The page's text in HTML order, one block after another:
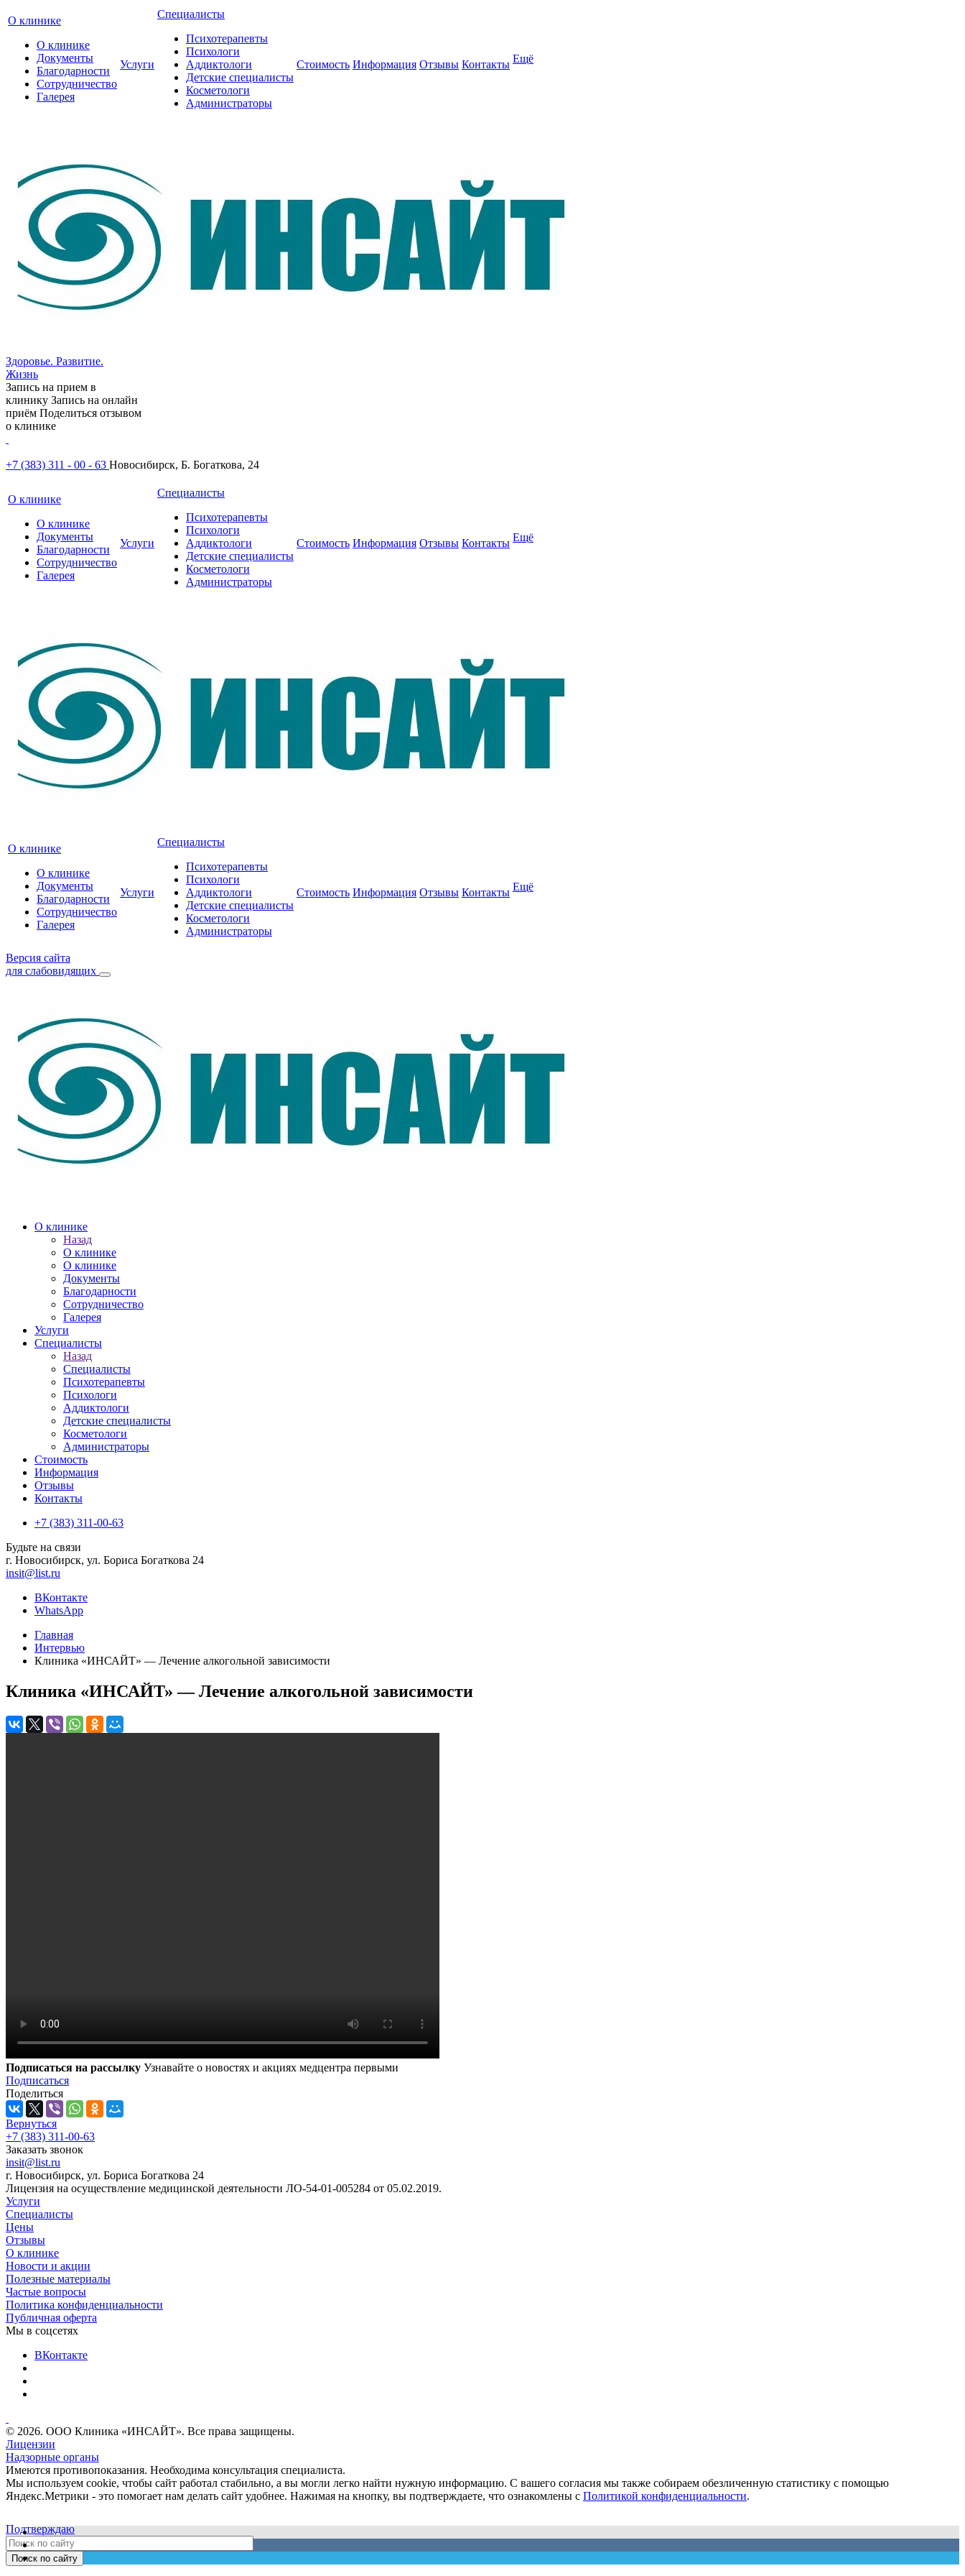
О клинике
О клинике
Документы
Благодарности
Сотрудничество
Галерея
Услуги
Специалисты
Психотерапевты
Психологи
Аддиктологи
Детские специалисты
Косметологи
Администраторы
Стоимость Информация Отзывы Контакты Ещё
Здоровье. Развитие.
Жизнь
Запись на прием в
клинику Запись на онлайн
приём Поделиться отзывом
о клинике
+7 (383) 311 - 00 - 63 Новосибирск, Б. Богаткова, 24
О клинике
О клинике
Документы
Благодарности
Сотрудничество
Галерея
Услуги
Специалисты
Психотерапевты
Психологи
Аддиктологи
Детские специалисты
Косметологи
Администраторы
Стоимость Информация Отзывы Контакты Ещё
О клинике
О клинике
Документы
Благодарности
Сотрудничество
Галерея
Услуги
Специалисты
Психотерапевты
Психологи
Аддиктологи
Детские специалисты
Косметологи
Администраторы
Стоимость Информация Отзывы Контакты Ещё
Версия сайта
для слабовидящих
О клинике
Назад
О клинике
О клинике
Документы
Благодарности
Сотрудничество
Галерея
Услуги
Специалисты
Назад
Специалисты
Психотерапевты
Психологи
Аддиктологи
Детские специалисты
Косметологи
Администраторы
Стоимость
Информация
Отзывы
Контакты
+7 (383) 311-00-63
Будьте на связи
г. Новосибирск, ул. Бориса Богаткова 24
insit@list.ru
ВКонтакте
WhatsApp
Главная
Интервью
Клиника «ИНСАЙТ» — Лечение алкогольной зависимости
Клиника «ИНСАЙТ» — Лечение алкогольной зависимости
Подписаться на рассылку Узнавайте о новостях и акциях медцентра первыми
Подписаться
Поделиться
Вернуться
+7 (383) 311-00-63
Заказать звонок
insit@list.ru
г. Новосибирск, ул. Бориса Богаткова 24
Лицензия на осуществление медицинской деятельности ЛО-54-01-005284 от 05.02.2019.
Услуги
Специалисты
Цены
Отзывы
О клинике
Новости и акции
Полезные материалы
Частые вопросы
Политика конфиденциальности
Публичная оферта
Мы в соцсетях
ВКонтакте
© 2026. ООО Клиника «ИНСАЙТ». Все права защищены.
Лицензии
Надзорные органы
Имеются противопоказания. Необходима консультация специалиста.
Мы используем cookie, чтобы сайт работал стабильно, а вы могли легко найти нужную информацию. С вашего согласия мы также собираем обезличенную статистику с помощью
Яндекс.Метрики - это помогает нам делать сайт удобнее. Нажимая на кнопку, вы подтверждаете, что ознакомлены с Политикой конфиденциальности.
Подтверждаю
Поиск по сайту